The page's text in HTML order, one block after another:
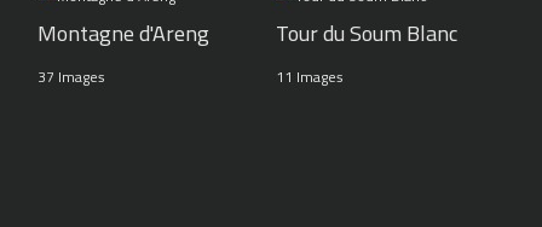
Montagne d'Areng
37 Images
Tour du Soum Blanc
11 Images